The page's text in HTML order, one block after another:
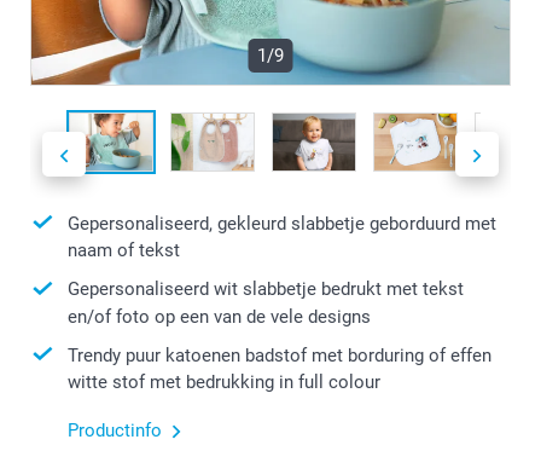
1/9
Gepersonaliseerd, gekleurd slabbetje geborduurd met
naam of tekst
Gepersonaliseerd wit slabbetje bedrukt met tekst
en/of foto op een van de vele designs
Trendy puur katoenen badstof met borduring of effen
witte stof met bedrukking in full colour
Productinfo